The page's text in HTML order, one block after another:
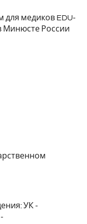
для медиков EDU-
Минюсте России
УК -